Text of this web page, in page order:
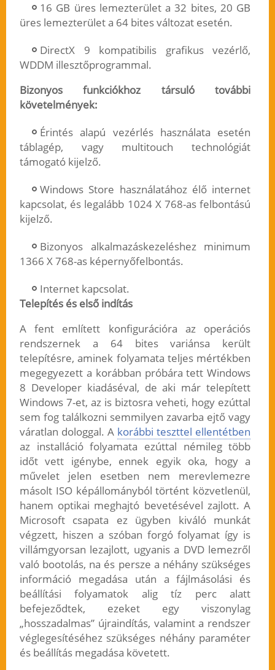
16 GB üres lemezterület a 32 bites, 20 GB
üres lemezterület a 64 bites változat esetén.
DirectX 9 kompatibilis grafikus vezérlő,
WDDM illesztőprogrammal.
Bizonyos funkciókhoz társuló további
követelmények:
Érintés alapú vezérlés használata esetén
táblagép, vagy multitouch technológiát
támogató kijelző.
Windows Store használatához élő internet
kapcsolat, és legalább 1024 X 768-as felbontású
kijelző.
Bizonyos alkalmazáskezeléshez minimum
1366 X 768-as képernyőfelbontás.
Internet kapcsolat.
Telepítés és első indítás
A fent említett konfigurációra az operációs
rendszernek a 64 bites variánsa került
telepítésre, aminek folyamata teljes mértékben
megegyezett a korábban próbára tett Windows
8 Developer kiadáséval, de aki már telepített
Windows 7-et, az is biztosra veheti, hogy ezúttal
sem fog találkozni semmilyen zavarba ejtő vagy
váratlan dologgal. A korábbi teszttel ellentétben
az installáció folyamata ezúttal némileg több
időt vett igénybe, ennek egyik oka, hogy a
művelet jelen esetben nem merevlemezre
másolt ISO képállományból történt közvetlenül,
hanem optikai meghajtó bevetésével zajlott. A
Microsoft csapata ez ügyben kiváló munkát
végzett, hiszen a szóban forgó folyamat így is
villámgyorsan lezajlott, ugyanis a DVD lemezről
való bootolás, na és persze a néhány szükséges
információ megadása után a fájlmásolási és
beállítási folyamatok alig tíz perc alatt
befejeződtek, ezeket egy viszonylag
„hosszadalmas” újraindítás, valamint a rendszer
véglegesítéséhez szükséges néhány paraméter
és beállítás megadása követett.